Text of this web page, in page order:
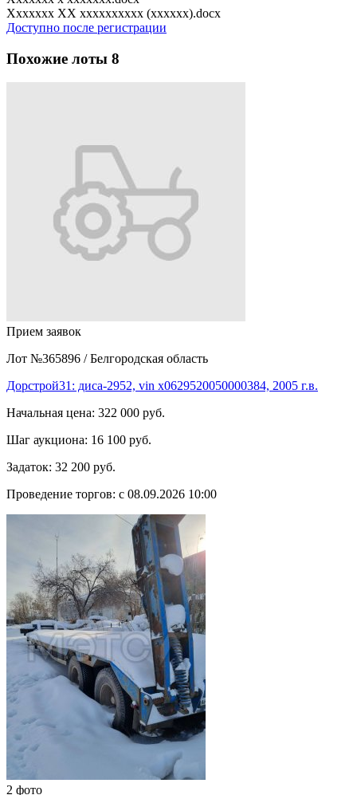
Xxxxxxx XX xxxxxxxxxx (xxxxxx).docx
Доступно после регистрации
Похожие лоты 8
Прием заявок
Лот №365896 / Белгородская область
Дорстрой31: диса-2952, vin x0629520050000384, 2005 г.в.
Начальная цена: 322 000 руб.
Шаг аукциона: 16 100 руб.
Задаток: 32 200 руб.
Проведение торгов: с 08.09.2026 10:00
2 фото